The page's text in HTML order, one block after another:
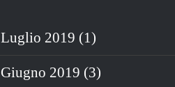
Luglio 2019 (1)
Giugno 2019 (3)